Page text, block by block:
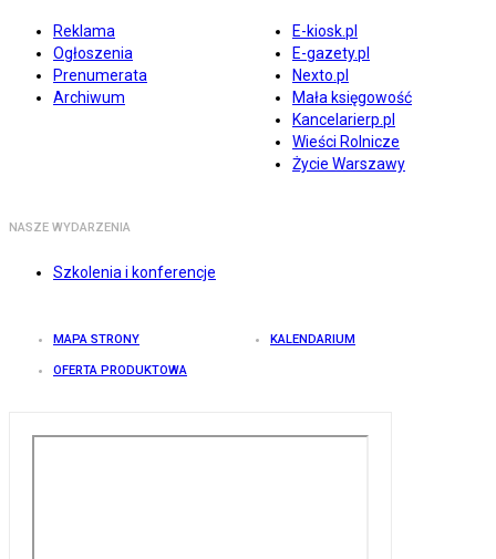
Reklama
Ogłoszenia
Prenumerata
Archiwum
E-kiosk.pl
E-gazety.pl
Nexto.pl
Mała księgowość
Kancelarierp.pl
Wieści Rolnicze
Życie Warszawy
NASZE WYDARZENIA
Szkolenia i konferencje
MAPA STRONY KALENDARIUM
OFERTA PRODUKTOWA